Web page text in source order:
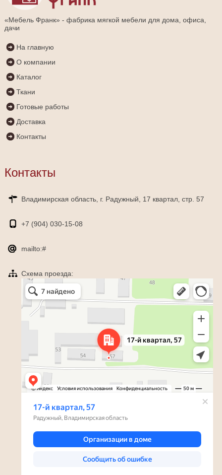
«Мебель Франк» - фабрика мягкой мебели для дома, офиса,
дачи
На главную
О компании
Каталог
Ткани
Готовые работы
Доставка
Контакты
Контакты
Владимирская область, г. Радужный, 17 квартал, стр. 57
+7 (904) 030-15-08
mailto:#
Схема проезда:
Яндекс Карты
Радужный — Яндекс Карты